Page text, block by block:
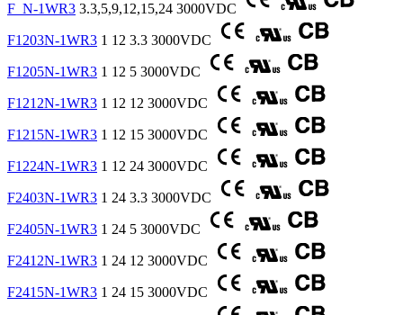
F_N-1WR3 3.3,5,9,12,15,24 3000VDC
F1203N-1WR3 1 12 3.3 3000VDC
F1205N-1WR3 1 12 5 3000VDC
F1212N-1WR3 1 12 12 3000VDC
F1215N-1WR3 1 12 15 3000VDC
F1224N-1WR3 1 12 24 3000VDC
F2403N-1WR3 1 24 3.3 3000VDC
F2405N-1WR3 1 24 5 3000VDC
F2412N-1WR3 1 24 12 3000VDC
F2415N-1WR3 1 24 15 3000VDC